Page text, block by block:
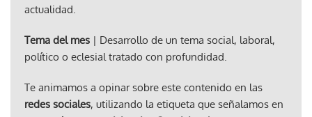
actualidad.
Tema del mes | Desarrollo de un tema social, laboral,
político o eclesial tratado con profundidad.
Te animamos a opinar sobre este contenido en las
redes sociales, utilizando la etiqueta que señalamos en